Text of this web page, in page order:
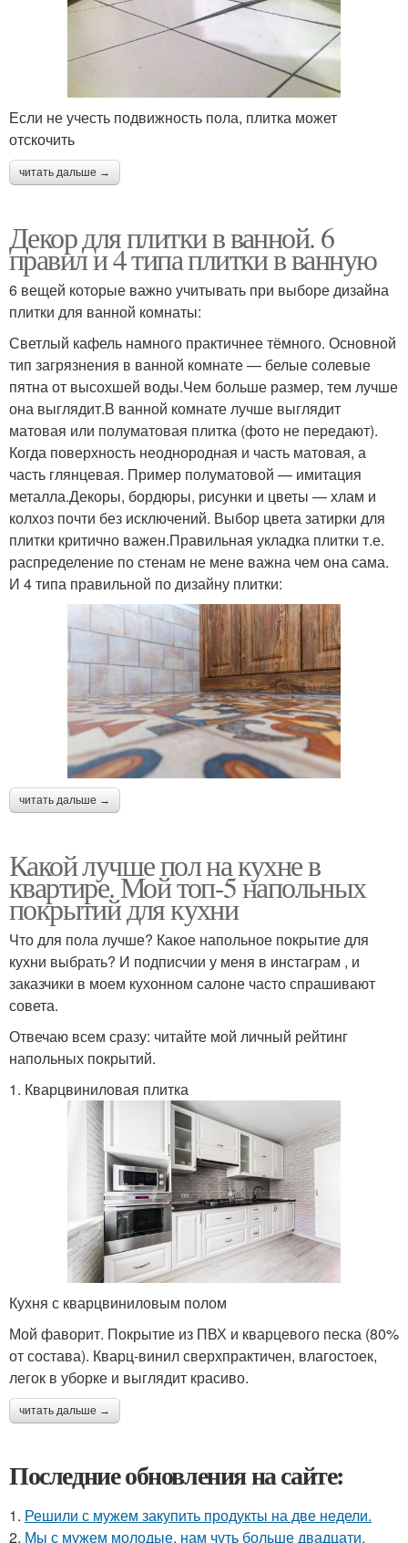
Если не учесть подвижность пола, плитка может
отскочить
читать дальше →
Декор для плитки в ванной. 6
правил и 4 типа плитки в ванную
6 вещей которые важно учитывать при выборе дизайна
плитки для ванной комнаты:
Светлый кафель намного практичнее тёмного. Основной
тип загрязнения в ванной комнате — белые солевые
пятна от высохшей воды.Чем больше размер, тем лучше
она выглядит.В ванной комнате лучше выглядит
матовая или полуматовая плитка (фото не передают).
Когда поверхность неоднородная и часть матовая, а
часть глянцевая. Пример полуматовой — имитация
металла.Декоры, бордюры, рисунки и цветы — хлам и
колхоз почти без исключений. Выбор цвета затирки для
плитки критично важен.Правильная укладка плитки т.е.
распределение по стенам не мене важна чем она сама.
И 4 типа правильной по дизайну плитки:
читать дальше →
Какой лучше пол на кухне в
квартире. Мой топ-5 напольных
покрытий для кухни
Что для пола лучше? Какое напольное покрытие для
кухни выбрать? И подписчии у меня в инстаграм , и
заказчики в моем кухонном салоне часто спрашивают
совета.
Отвечаю всем сразу: читайте мой личный рейтинг
напольных покрытий.
1. Кварцвиниловая плитка
Кухня с кварцвиниловым полом
Мой фаворит. Покрытие из ПВХ и кварцевого песка (80%
от состава). Кварц-винил сверхпрактичен, влагостоек,
легок в уборке и выглядит красиво.
читать дальше →
Последние обновления на сайте:
1. Решили с мужем закупить продукты на две недели.
2. Мы с мужем молодые, нам чуть больше двадцати,